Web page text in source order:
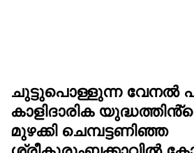
ചുട്ടുപൊള്ളുന്ന വേനൽ
കാളിദാരിക
മുഴക്കി ചെമ്പട്ടണിഞ്ഞ